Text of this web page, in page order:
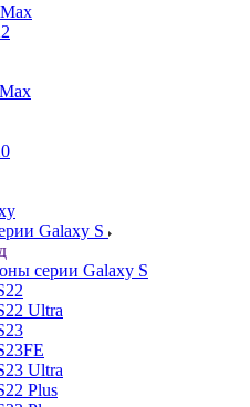
Galaxy S
серии Galaxy S
Ultra
Ultra
Plus